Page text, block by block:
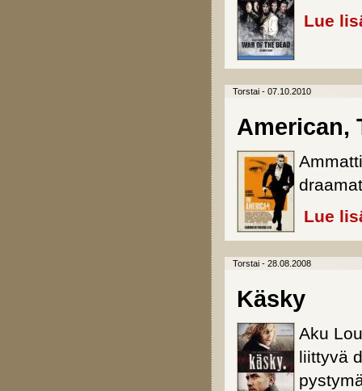
Lue
Torstai - 07.10.2010
American,
Lue
Torstai - 28.08.2008
Käsky
Aku
liittyvä